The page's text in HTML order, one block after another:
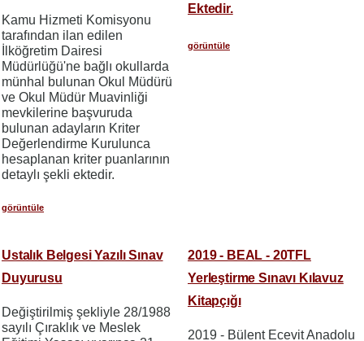
Kamu Hizmeti Komisyonu
tarafından ilan edilen
İlköğretim Dairesi
Müdürlüğü'ne bağlı okullarda
münhal bulunan Okul Müdürü
ve Okul Müdür Muavinliği
mevkilerine başvuruda
bulunan adayların Kriter
Değerlendirme Kurulunca
hesaplanan kriter puanlarının
detaylı şekli ektedir.
görüntüle
Ektedir.
görüntüle
Ustalık Belgesi Yazılı Sınav
Duyurusu
Değiştirilmiş şekliyle 28/1988
sayılı Çıraklık ve Meslek
2019 - BEAL - 20TFL
Yerleştirme Sınavı Kılavuz
Kitapçığı
2019 - Bülent Ecevit Anadolu